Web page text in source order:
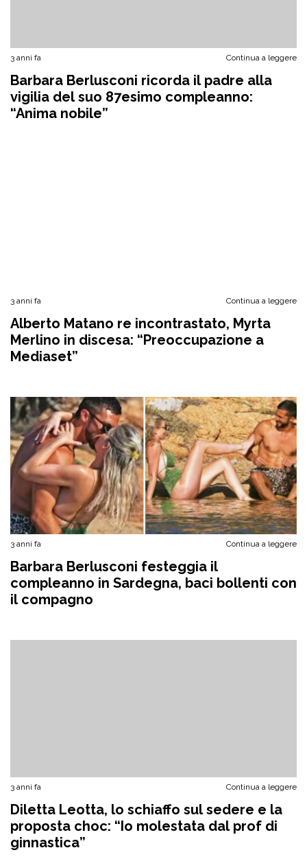
3 anni fa Continua a leggere
Barbara Berlusconi ricorda il padre alla
vigilia del suo 87esimo compleanno:
“Anima nobile”
3 anni fa Continua a leggere
Alberto Matano re incontrastato, Myrta
Merlino in discesa: “Preoccupazione a
Mediaset”
3 anni fa Continua a leggere
Barbara Berlusconi festeggia il
compleanno in Sardegna, baci bollenti con
il compagno
3 anni fa Continua a leggere
Diletta Leotta, lo schiaffo sul sedere e la
proposta choc: “Io molestata dal prof di
ginnastica”